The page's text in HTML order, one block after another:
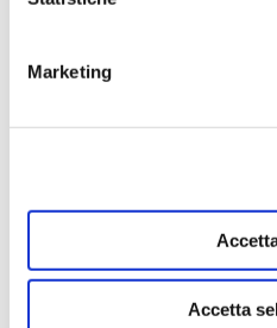
Marketing
Accetta
There are no